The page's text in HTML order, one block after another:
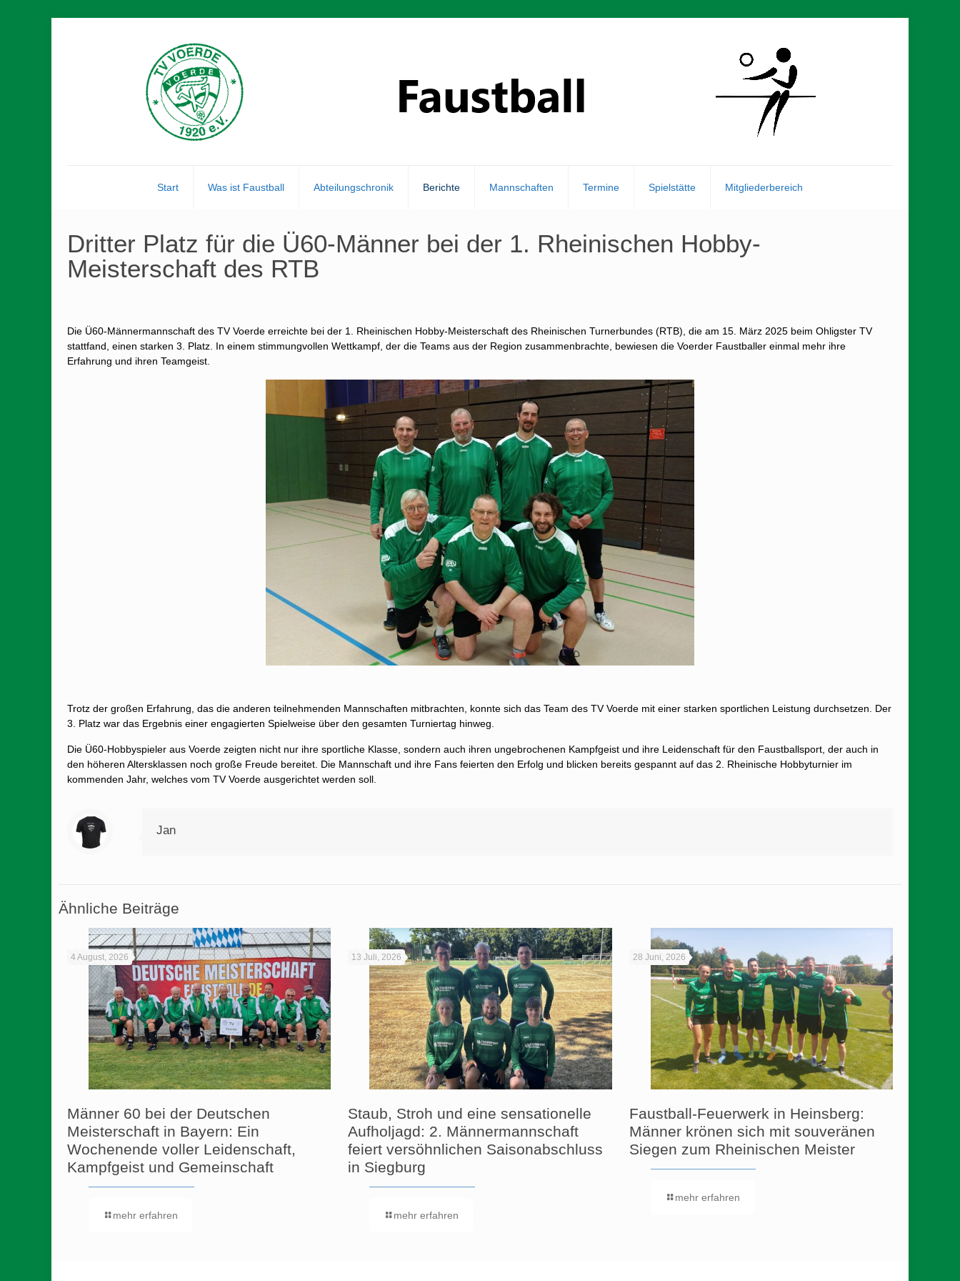
Start Was ist Faustball Abteilungschronik Berichte Mannschaften Termine Spielstätte Mitgliederbereich
Dritter Platz für die Ü60-Männer bei der 1. Rheinischen Hobby-
Meisterschaft des RTB
Die Ü60-Männermannschaft des TV Voerde erreichte bei der 1. Rheinischen Hobby-Meisterschaft des Rheinischen Turnerbundes (RTB), die am 15. März 2025 beim Ohligster TV
stattfand, einen starken 3. Platz. In einem stimmungvollen Wettkampf, der die Teams aus der Region zusammenbrachte, bewiesen die Voerder Faustballer einmal mehr ihre
Erfahrung und ihren Teamgeist.
Trotz der großen Erfahrung, das die anderen teilnehmenden Mannschaften mitbrachten, konnte sich das Team des TV Voerde mit einer starken sportlichen Leistung durchsetzen. Der
3. Platz war das Ergebnis einer engagierten Spielweise über den gesamten Turniertag hinweg.
Die Ü60-Hobbyspieler aus Voerde zeigten nicht nur ihre sportliche Klasse, sondern auch ihren ungebrochenen Kampfgeist und ihre Leidenschaft für den Faustballsport, der auch in
den höheren Altersklassen noch große Freude bereitet. Die Mannschaft und ihre Fans feierten den Erfolg und blicken bereits gespannt auf das 2. Rheinische Hobbyturnier im
kommenden Jahr, welches vom TV Voerde ausgerichtet werden soll.
Jan
Ähnliche Beiträge
4 August, 2026
Männer 60 bei der Deutschen
Meisterschaft in Bayern: Ein
Wochenende voller Leidenschaft,
Kampfgeist und Gemeinschaft
mehr erfahren
13 Juli, 2026
Staub, Stroh und eine sensationelle
Aufholjagd: 2. Männermannschaft
feiert versöhnlichen Saisonabschluss
in Siegburg
mehr erfahren
28 Juni, 2026
Faustball-Feuerwerk in Heinsberg:
Männer krönen sich mit souveränen
Siegen zum Rheinischen Meister
mehr erfahren